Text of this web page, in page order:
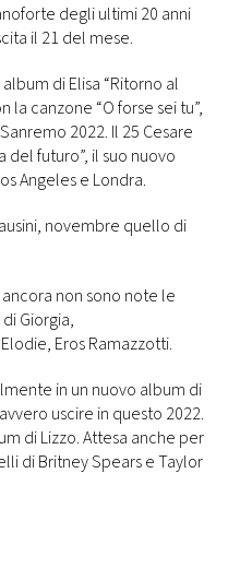
degli ultimi 20 anni
il 21 del mese.
di Elisa “Ritorno al
la canzone “O forse sei tu”,
2022. Il 25 Cesare
del futuro”, il suo nuovo
Angeles e Londra.
novembre quello di
non sono note le
Giorgia,
Eros Ramazzotti.
in un nuovo album di
uscire in questo 2022.
di Lizzo. Attesa anche per
di Britney Spears e Taylor